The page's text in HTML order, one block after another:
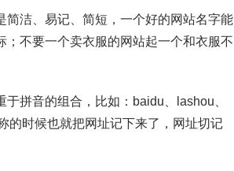
洁、易记、简短，一个好的网站名字能
不要一个卖衣服的网站起一个和衣服不
拼音的组合，比如：baidu、lashou、
的时候也就把网址记下来了，网址切记